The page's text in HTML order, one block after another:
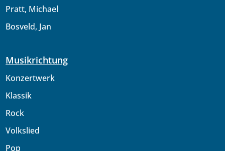
Pratt, Michael
Bosveld, Jan
Musikrichtung
Konzertwerk
Klassik
Rock
Volkslied
Pop